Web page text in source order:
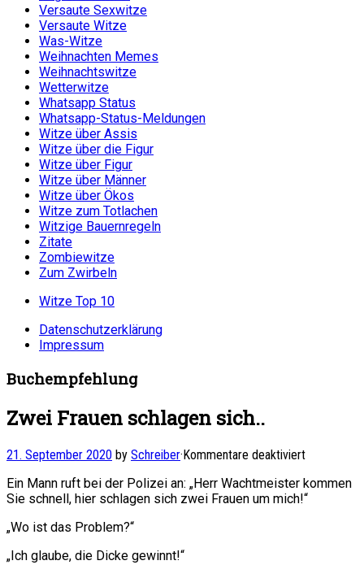
Versaute Sexwitze
Versaute Witze
Was-Witze
Weihnachten Memes
Weihnachtswitze
Wetterwitze
Whatsapp Status
Whatsapp-Status-Meldungen
Witze über Assis
Witze über die Figur
Witze über Figur
Witze über Männer
Witze über Ökos
Witze zum Totlachen
Witzige Bauernregeln
Zitate
Zombiewitze
Zum Zwirbeln
Witze Top 10
Datenschutzerklärung
Impressum
Buchempfehlung
Zwei Frauen schlagen sich..
21. September 2020 by Schreiber·Kommentare deaktiviertfür
Frauen
schlagen
Ein Mann ruft bei der Polizei an: „Herr Wachtmeister kommen
Sie schnell, hier schlagen sich zwei Frauen um mich!“
„Wo ist das Problem?“
„Ich glaube, die Dicke gewinnt!“